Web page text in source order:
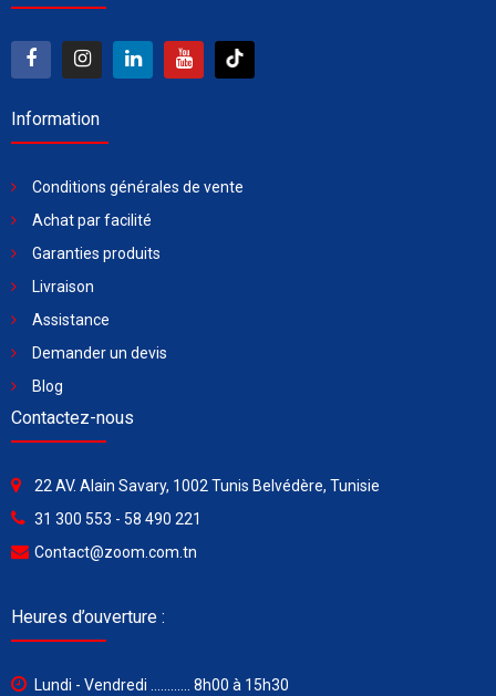
Information
Conditions générales de vente
Achat par facilité
Garanties produits
Livraison
Assistance
Demander un devis
Blog
Contactez-nous
22 AV. Alain Savary, 1002 Tunis Belvédère, Tunisie
31 300 553 - 58 490 221
Contact@zoom.com.tn
Heures d’ouverture :
Lundi - Vendredi ............ 8h00 à 15h30